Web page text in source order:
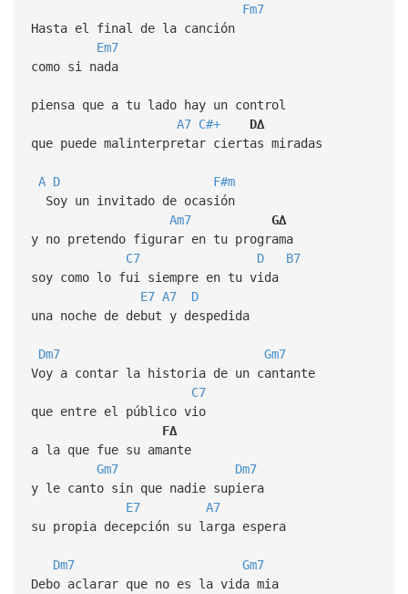
Fm7
Hasta el final de la canción
Em7
como si nada
piensa que a tu lado hay un control
A7 C#+
D∆
que puede malinterpretar ciertas miradas
A D
F#m
Soy un invitado de ocasión
Am7
G∆
y no pretendo figurar en tu programa
C7
D
B7
soy como lo fui siempre en tu vida
E7 A7
D
una noche de debut y despedida
Dm7
Gm7
Voy a contar la historia de un cantante
C7
que entre el público vio
F∆
a la que fue su amante
Gm7
Dm7
y le canto sin que nadie supiera
E7
A7
su propia decepción su larga espera
Dm7
Gm7
Debo aclarar que no es la vida mia